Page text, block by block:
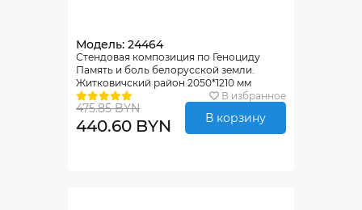
Модель: 24464
Стендовая композиция по Геноциду
Память и боль белорусской земли.
Житковичский район 2050*1210 мм
В избранное
475.85 BYN
440.60 BYN В корзину